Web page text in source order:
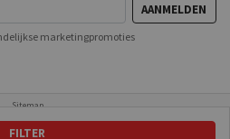
FILTER
AANMELDEN
marketingpromoties
Sitemap